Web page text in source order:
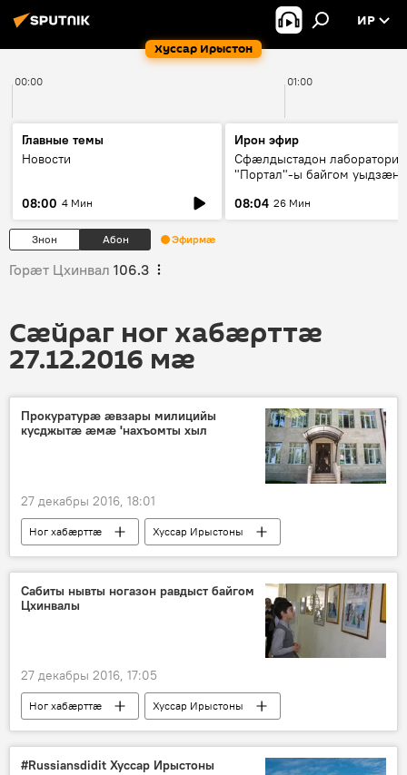
Хуссар Ирыстон
ИР
00:00 01:00
Главные темы
Новости
08:00 4 Мин
Ирон эфир
Сфæлдыстадон лаборатори
"Портал"-ы байгом уыдзæн
Æхсары куыстыты равдыст
08:04 26 Мин
Знон Абон Эфирмæ
Горӕт Цхинвал 106.3
Сӕйраг ног хабӕрттӕ
27.12.2016 мӕ
Прокуратурӕ ӕвзары милицийы
кусджытӕ ӕмӕ 'нахъомты хыл
27 декабры 2016, 18:01
Ног хабӕрттӕ Хуссар Ирыстоны
Сабиты нывты ногазон равдыст байгом
Цхинвалы
27 декабры 2016, 17:05
Ног хабӕрттӕ Хуссар Ирыстоны
#Russiansdidit Хуссар Ирыстоны